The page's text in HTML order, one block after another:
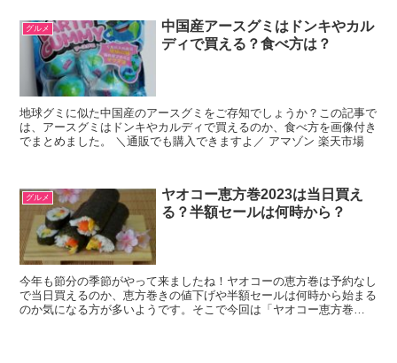
グルメ
中国産アースグミはドンキやカル
ディで買える？食べ方は？
地球グミに似た中国産のアースグミをご存知でしょうか？この記事で
は、アースグミはドンキやカルディで買えるのか、食べ方を画像付き
でまとめました。 ＼通販でも購入できますよ／ アマゾン 楽天市場
グルメ
ヤオコー恵方巻2023は当日買え
る？半額セールは何時から？
今年も節分の季節がやって来ましたね！ヤオコーの恵方巻は予約なし
で当日買えるのか、恵方巻きの値下げや半額セールは何時から始まる
のか気になる方が多いようです。そこで今回は「ヤオコー恵方巻